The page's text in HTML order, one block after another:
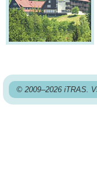
© 2009–2026 iTRAS.